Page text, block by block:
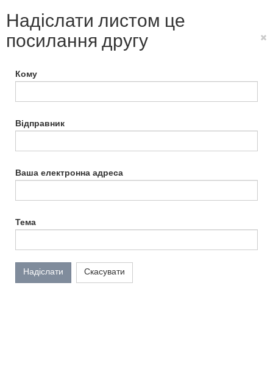
Надіслати листом це
посилання другу ×
Кому
Відправник
Ваша електронна адреса
Тема
Надіслати Скасувати